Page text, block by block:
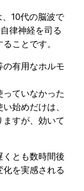
10代の脳波で
律神経を司る
ことです。
の有用なホルモ
ていなかった
始めだけは、
すが、効いて
くとも数時間後
を実感される